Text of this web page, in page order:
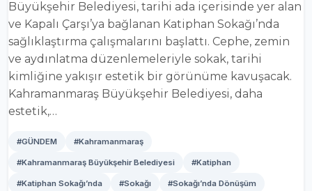
Büyükşehir Belediyesi, tarihi ada içerisinde yer alan
ve Kapalı Çarşı’ya bağlanan Katiphan Sokağı’nda
sağlıklaştırma çalışmalarını başlattı. Cephe, zemin
ve aydınlatma düzenlemeleriyle sokak, tarihi
kimliğine yakışır estetik bir görünüme kavuşacak.
Kahramanmaraş Büyükşehir Belediyesi, daha
estetik,…
#GÜNDEM #Kahramanmaraş
#Kahramanmaraş Büyükşehir Belediyesi #Katiphan
#Katiphan Sokağı’nda #Sokağı #Sokağı’nda Dönüşüm